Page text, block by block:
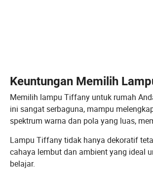
Keuntungan Memilih
Memilih lampu Tiffany untuk rumah
ini sangat serbaguna, mampu
spektrum warna dan pola yang luas,
Lampu Tiffany tidak hanya dekoratif
cahaya lembut dan ambient yang ideal
belajar.